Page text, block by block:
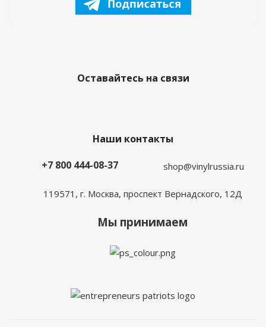
Оставайтесь на связи
Наши контакты
+7 800 444-08-37
shop@vinylrussia.ru
119571, г. Москва, проспект Вернадского, 12Д
Мы принимаем